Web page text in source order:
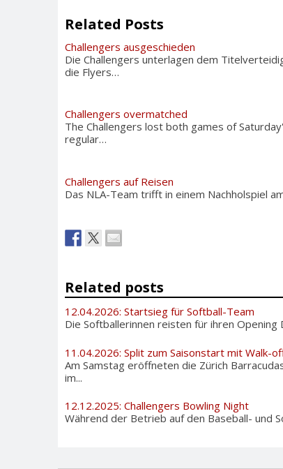
Related Posts
Challengers ausgeschieden
Die Challengers unterlagen dem
die Flyers…
Challengers overmatched
The Challengers lost both games of
regular…
Challengers auf Reisen
Das NLA-Team trifft in einem Nachholspiel
Related posts
12.04.2026: Startsieg für Softball-Team
Die Softballerinnen reisten für ihren Opening
11.04.2026: Split zum Saisonstart mit Walk-
Am Samstag eröffneten die Zürich
im...
12.12.2025: Challengers Bowling Night
Während der Betrieb auf den Baseball- und